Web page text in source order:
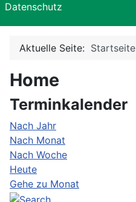
Datenschutz
Aktuelle Seite: Startseite
Home
Terminkalender
Nach Jahr
Nach Monat
Nach Woche
Heute
Gehe zu Monat